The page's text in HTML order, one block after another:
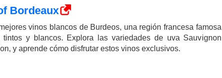
Bordeaux
vinos blancos de Burdeos, una región francesa famosa
tintos y blancos. Explora las variedades de uva Sauvignon
y aprende cómo disfrutar estos vinos exclusivos.